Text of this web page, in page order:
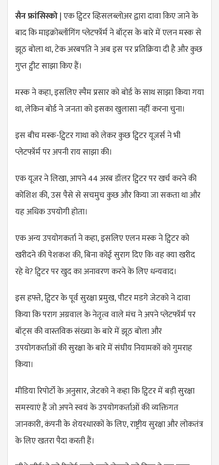
सैन फ्रांसिस्को| एक ट्विटर व्हिसलब्लोअर द्वारा दावा किए जाने के
बाद कि माइक्रोब्लॉगिंग प्लेटफॉर्म ने बॉट्स के बारे में एलन मस्क से
झूठ बोला था, टेक अरबपति ने अब इस पर प्रतिक्रिया दी है और कुछ
गुप्त ट्वीट साझा किए हैं।
मस्क ने कहा, इसलिए स्पैम प्रसार को बोर्ड के साथ साझा किया गया
था, लेकिन बोर्ड ने जनता को इसका खुलासा नहीं करना चुना।
इस बीच मस्क-ट्विटर गाथा को लेकर कुछ ट्विटर यूजर्स ने भी
प्लेटफॉर्म पर अपनी राय साझा की।
एक यूजर ने लिखा, आपने 44 अरब डॉलर ट्विटर पर खर्च करने की
कोशिश की, उस पैसे से सचमुच कुछ और किया जा सकता था और
यह अधिक उपयोगी होता।
एक अन्य उपयोगकर्ता ने कहा, इसलिए एलन मस्क ने ट्विटर को
खरीदने की पेशकश की, बिना कोई सुराग दिए कि वह क्या खरीद
रहे थे? ट्विटर पर खुद का अनावरण करने के लिए धन्यवाद।
इस हफ्ते, ट्विटर के पूर्व सुरक्षा प्रमुख, पीटर मडगे जेटको ने दावा
किया कि पराग अग्रवाल के नेतृत्व वाले मंच ने अपने प्लेटफॉर्म पर
बॉट्स की वास्तविक संख्या के बारे में झूठ बोला और
उपयोगकर्ताओं की सुरक्षा के बारे में संघीय नियामकों को गुमराह
किया।
मीडिया रिपोर्टो के अनुसार, जेटको ने कहा कि ट्विटर में बड़ी सुरक्षा
समस्याएं हैं जो अपने स्वयं के उपयोगकर्ताओं की व्यक्तिगत
जानकारी, कंपनी के शेयरधारकों के लिए, राष्ट्रीय सुरक्षा और लोकतंत्र
के लिए खतरा पैदा करती हैं।